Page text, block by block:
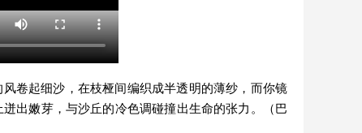
卷起细沙，在枝桠间编织成半透明的薄纱，而你镜
出嫩芽，与沙丘的冷色调碰撞出生命的张力。
（巴